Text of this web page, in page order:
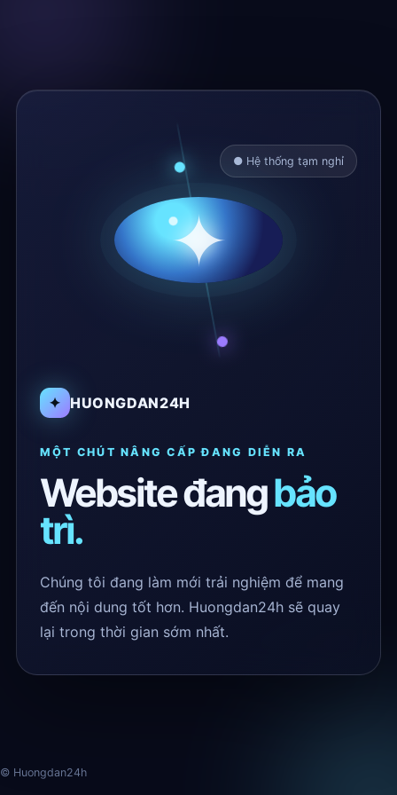
✦ HUONGDAN24H
MỘT CHÚT NÂNG CẤP ĐANG DIỄN RA
Website đangbảo
trì.
Chúng tôi đang làm mới trải nghiệm để mang
đến nội dung tốt hơn. Huongdan24h sẽ quay
lại trong thời gian sớm nhất.
● Hệ thống tạm nghỉ
© Huongdan24h